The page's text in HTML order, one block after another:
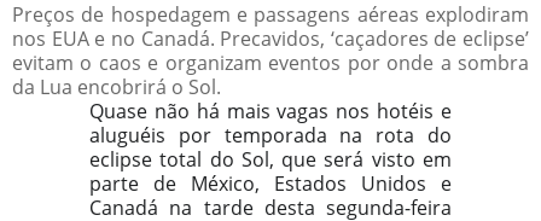
Preços de hospedagem e passagens aéreas explodiram
nos EUA e no Canadá. Precavidos, ‘caçadores de eclipse’
evitam o caos e organizam eventos por onde a sombra
da Lua encobrirá o Sol.
Quase não há mais vagas nos hotéis e
aluguéis por temporada na rota do
eclipse total do Sol, que será visto em
parte de México, Estados Unidos e
Canadá na tarde desta segunda-feira